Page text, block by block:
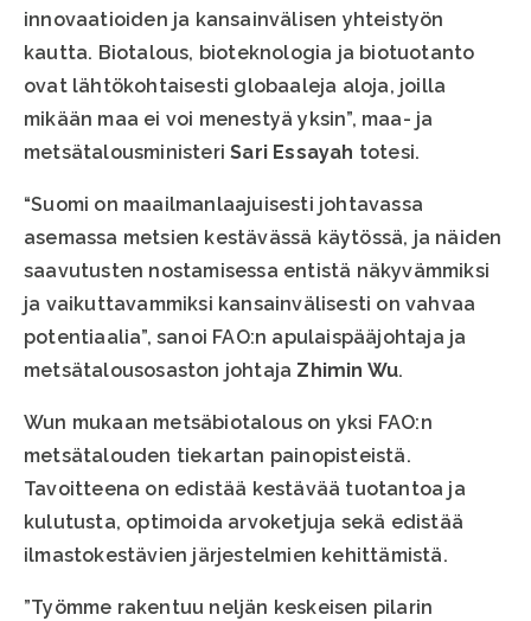
innovaatioiden ja kansainvälisen yhteistyön
kautta. Biotalous, bioteknologia ja biotuotanto
ovat lähtökohtaisesti globaaleja aloja, joilla
mikään maa ei voi menestyä yksin”, maa- ja
metsätalousministeriSari Essayah totesi.
“Suomi on maailmanlaajuisesti johtavassa
asemassa metsien kestävässä käytössä, ja näiden
saavutusten nostamisessa entistä näkyvämmiksi
ja vaikuttavammiksi kansainvälisesti on vahvaa
potentiaalia”, sanoi FAO:n apulaispääjohtaja ja
metsätalousosaston johtaja Zhimin Wu.
Wun mukaan metsäbio­talous on yksi FAO:n
metsätalouden tiekartan painopisteistä.
Tavoitteena on edistää kestävää tuotantoa ja
kulutusta, optimoida arvoketjuja sekä edistää
ilmastokestävien järjestelmien kehittämistä.
”Työmme rakentuu neljän keskeisen pilarin